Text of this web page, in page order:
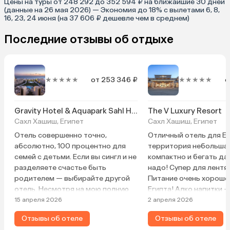
Цены на туры от 248 292 до 352 594 ₽ на ближайшие 30 дней
(данные на 26 мая 2026) — Экономия до 18% с вылетами 6, 8,
16, 23, 24 июня (на 37 606 ₽ дешевле чем в среднем)
Последние отзывы об отдыхе
★★★★★ от 253 346 ₽
Gravity Hotel & Aquapark Sahl Hasheesh
Сахл Хашиш, Египет
Отель совершенно точно,
абсолютно, 100 процентно для
семей с детьми. Если вы сингл и не
разделяете счастье быть
родителем — выбирайте другой
отель. Несмотря на мою полную
удовлетворенность комфортом
по всем пунктам, детей было
больше, чем взрослых, а это
15 апреля 2026
Отзывы об отеле
★★★★★
The V Luxury Resort
Сахл Хашиш, Египет
Отличный отель для
территория
компактно и бегать
надо! Супер для
Питание очень
Египта! Алко напитки
просекко норм, в
полный шлак, пить
Алкашам это пойло
2 апреля 2026
Отзывы об отеле